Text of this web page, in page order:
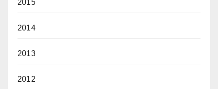
2015
2014
2013
2012